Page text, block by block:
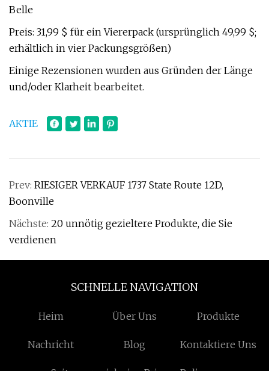
Belle
Preis: 31,99 $ für ein Viererpack (ursprünglich 49,99 $;
erhältlich in vier Packungsgrößen)
Einige Rezensionen wurden aus Gründen der Länge
und/oder Klarheit bearbeitet.
AKTIE
Prev: RIESIGER VERKAUF 1737 State Route 12D,
Boonville
Nächste: 20 unnötig gezieltere Produkte, die Sie
verdienen
SCHNELLE NAVIGATION
Heim Über Uns Produkte
Nachricht Blog Kontaktiere Uns